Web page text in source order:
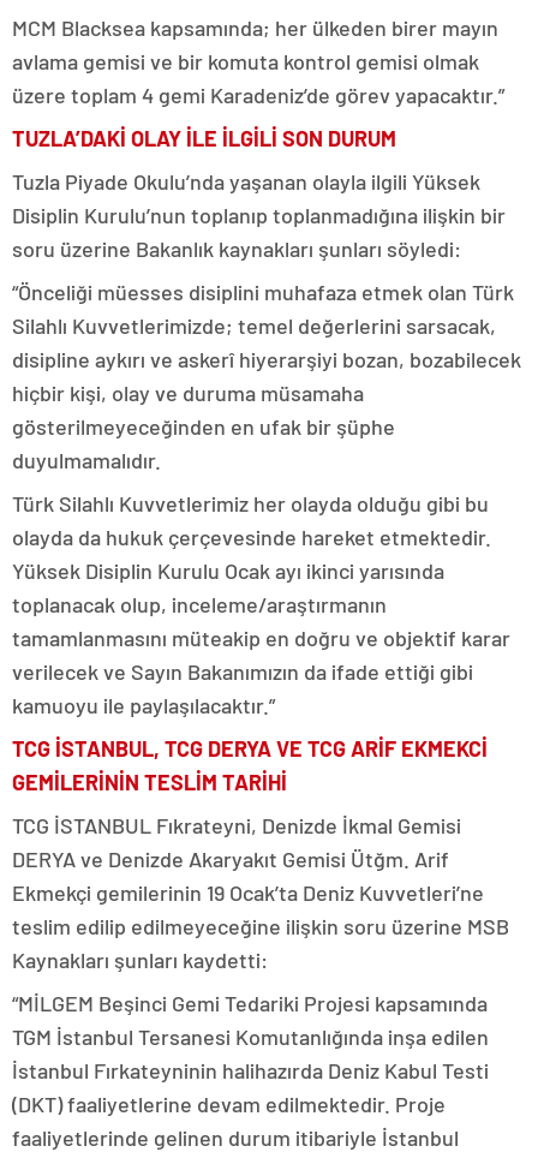
MCM Blacksea kapsamında; her ülkeden birer mayın
avlama gemisi ve bir komuta kontrol gemisi olmak
üzere toplam 4 gemi Karadeniz’de görev yapacaktır.”
TUZLA’DAKİ OLAY İLE İLGİLİ SON DURUM
Tuzla Piyade Okulu’nda yaşanan olayla ilgili Yüksek
Disiplin Kurulu’nun toplanıp toplanmadığına ilişkin bir
soru üzerine Bakanlık kaynakları şunları söyledi:
“Önceliği müesses disiplini muhafaza etmek olan Türk
Silahlı Kuvvetlerimizde; temel değerlerini sarsacak,
disipline aykırı ve askerî hiyerarşiyi bozan, bozabilecek
hiçbir kişi, olay ve duruma müsamaha
gösterilmeyeceğinden en ufak bir şüphe
duyulmamalıdır.
Türk Silahlı Kuvvetlerimiz her olayda olduğu gibi bu
olayda da hukuk çerçevesinde hareket etmektedir.
Yüksek Disiplin Kurulu Ocak ayı ikinci yarısında
toplanacak olup, inceleme/araştırmanın
tamamlanmasını müteakip en doğru ve objektif karar
verilecek ve Sayın Bakanımızın da ifade ettiği gibi
kamuoyu ile paylaşılacaktır.”
TCG İSTANBUL, TCG DERYA VE TCG ARİF EKMEKCİ
GEMİLERİNİN TESLİM TARİHİ
TCG İSTANBUL Fıkrateyni, Denizde İkmal Gemisi
DERYA ve Denizde Akaryakıt Gemisi Ütğm. Arif
Ekmekçi gemilerinin 19 Ocak’ta Deniz Kuvvetleri’ne
teslim edilip edilmeyeceğine ilişkin soru üzerine MSB
Kaynakları şunları kaydetti:
“MİLGEM Beşinci Gemi Tedariki Projesi kapsamında
TGM İstanbul Tersanesi Komutanlığında inşa edilen
İstanbul Fırkateyninin halihazırda Deniz Kabul Testi
(DKT) faaliyetlerine devam edilmektedir. Proje
faaliyetlerinde gelinen durum itibariyle İstanbul